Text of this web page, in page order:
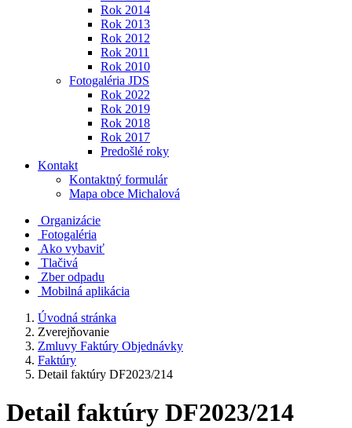
Rok 2014
Rok 2013
Rok 2012
Rok 2011
Rok 2010
Fotogaléria JDS
Rok 2022
Rok 2019
Rok 2018
Rok 2017
Predošlé roky
Kontakt
Kontaktný formulár
Mapa obce Michalová
Organizácie
Fotogaléria
Ako vybaviť
Tlačivá
Zber odpadu
Mobilná aplikácia
Úvodná stránka
Zverejňovanie
Zmluvy Faktúry Objednávky
Faktúry
Detail faktúry DF2023/214
Detail faktúry DF2023/214